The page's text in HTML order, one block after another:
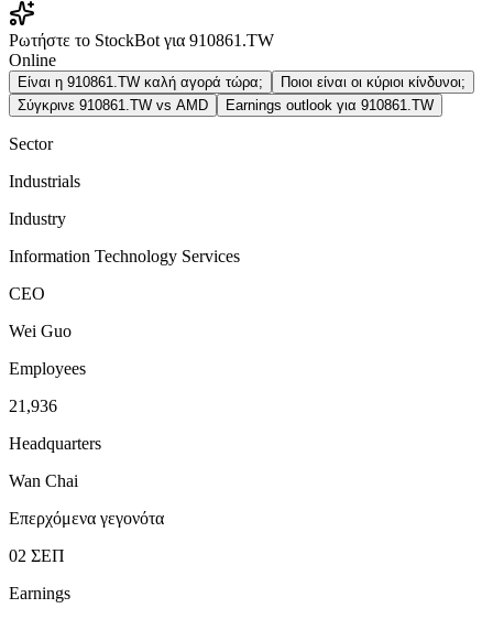
Ρωτήστε το StockBot για 910861.TW
Online
Είναι η 910861.TW καλή αγορά τώρα;
Ποιοι είναι οι κύριοι κίνδυνοι;
Σύγκρινε 910861.TW vs AMD
Earnings outlook για 910861.TW
Sector
Industrials
Industry
Information Technology Services
CEO
Wei Guo
Employees
21,936
Headquarters
Wan Chai
Επερχόμενα γεγονότα
02 ΣΕΠ
Earnings